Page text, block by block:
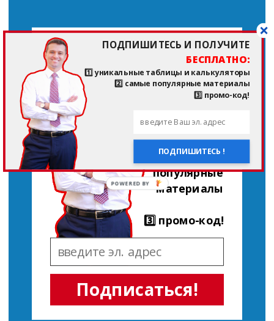
Подписаться!
ПОДПИШИТЕСЬ И
ПОЛУЧИТЕ
БЕСПЛАТНО:
1️⃣ уникальные
калькуляторы
2️⃣ самые
популярные
материалы
3️⃣ промо-код!
ПОДПИШИТЕСЬ !
ПОДПИШИТЕСЬ И ПОЛУЧИТЕ
БЕСПЛАТНО:
1️⃣ уникальные таблицы и калькуляторы
2️⃣ самые популярные материалы
3️⃣ промо-код!
POWERED BY